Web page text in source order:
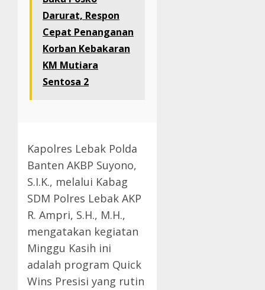
Darurat, Respon
Cepat Penanganan
Korban Kebakaran
KM Mutiara
Sentosa 2
Kapolres Lebak Polda
Banten AKBP Suyono,
S.I.K., melalui Kabag
SDM Polres Lebak AKP
R. Ampri, S.H., M.H.,
mengatakan kegiatan
Minggu Kasih ini
adalah program Quick
Wins Presisi yang rutin